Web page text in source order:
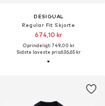
DESIGUAL
Regular Fit Skjorte
674,10 kr
Oprindeligt: 749,00 kr
Sidste laveste pris:636,65 kr